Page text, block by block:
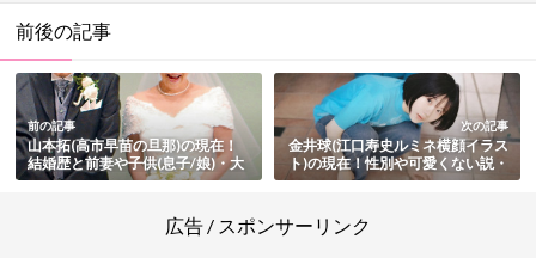
前後の記事
前の記事
山本拓(高市早苗の旦那)の現在！
結婚歴と前妻や子供(息子/娘)・大
学など学歴と経歴・若い頃・車椅
次の記事
金井球(江口寿史ルミネ横顔イラス
ト)の現在！性別や可愛くない説・
大学など経歴・家族や彼氏・トレ
広告 / スポンサーリンク